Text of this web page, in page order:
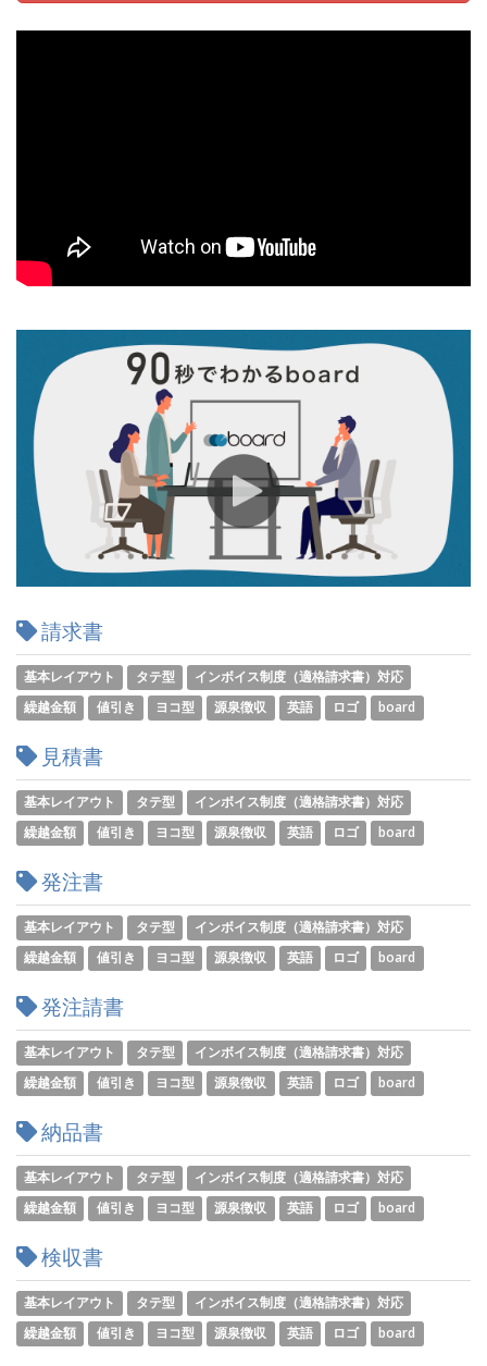
請求書
基本レイアウト タテ型
インボイス制度（適格請求書）対応
繰越金額
値引き ヨコ型 源泉徴収 英語 ロゴ board
見積書
基本レイアウト タテ型
インボイス制度（適格請求書）対応
繰越金額
値引き ヨコ型 源泉徴収 英語 ロゴ board
発注書
基本レイアウト タテ型
インボイス制度（適格請求書）対応
繰越金額
値引き ヨコ型 源泉徴収 英語 ロゴ board
発注請書
基本レイアウト タテ型
インボイス制度（適格請求書）対応
繰越金額
値引き ヨコ型 源泉徴収 英語 ロゴ board
納品書
基本レイアウト タテ型
インボイス制度（適格請求書）対応
繰越金額
値引き ヨコ型 源泉徴収 英語 ロゴ board
検収書
基本レイアウト タテ型
インボイス制度（適格請求書）対応
繰越金額
値引き ヨコ型 源泉徴収 英語 ロゴ board